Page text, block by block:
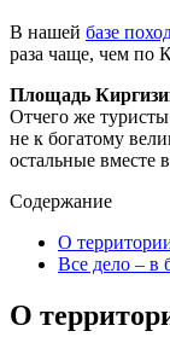
В нашей базе
раза чаще, чем по
Площадь
Отчего же
не к богатому
остальные вместе
Содержание
О
Все дело – в
О